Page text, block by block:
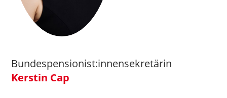
Bundespensionist:innensekretärin
Kerstin Cap